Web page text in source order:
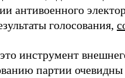
антивоенного
голосования,
инструмент
партии